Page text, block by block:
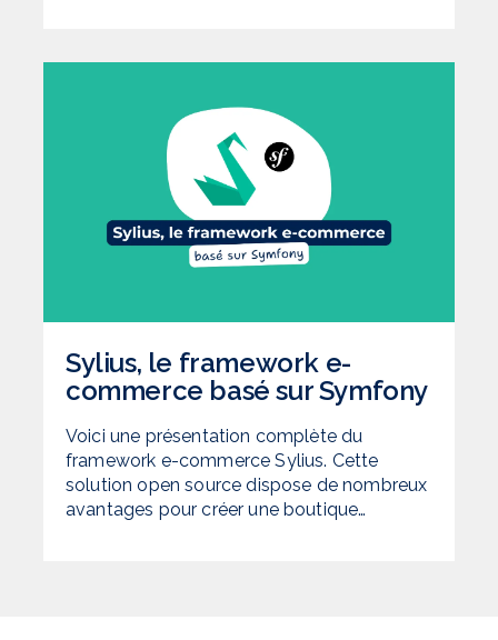
Sylius, le framework e-
commerce basé sur Symfony
Voici une présentation complète du
framework e-commerce Sylius. Cette
solution open source dispose de nombreux
avantages pour créer une boutique…